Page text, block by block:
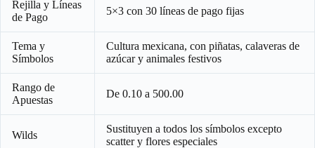
Rejilla y Líneas
de Pago
5×3 con 30 líneas de pago fijas
Tema y
Símbolos
Cultura mexicana, con piñatas, calaveras de
azúcar y animales festivos
Rango de
Apuestas
De 0.10 a 500.00
Wilds
Sustituyen a todos los símbolos excepto
scatter y flores especiales